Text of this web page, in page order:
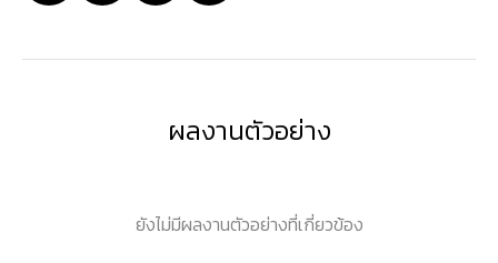
ผลงานตัวอย่าง
ยังไม่มีผลงานตัวอย่างที่เกี่ยวข้อง